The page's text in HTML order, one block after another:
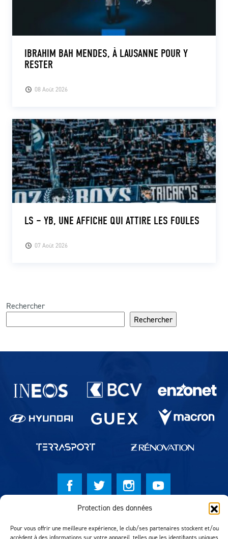
Protection des données
Pour vous offrir une meilleure expérience, le club/ses partenaires stockent et/ou
accèdent à des informations sur votre appareil, telles que les identifiants uniques
08 Août 2026
IBRAHIM BAH MENDES, À LAUSANNE POUR Y
RESTER
07 Août 2026
LS – YB, UNE AFFICHE QUI ATTIRE LES FOULES
Rechercher
Rechercher
Partenaires du lausanne-Sport
Réalisation MTM Agency